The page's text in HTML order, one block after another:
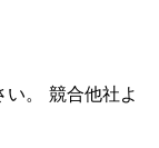
。 競合他社よ